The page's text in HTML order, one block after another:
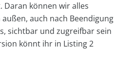
Daran können wir alles
auch nach Beendigung
sichtbar und zugreifbar sein
könnt ihr in Listing 2